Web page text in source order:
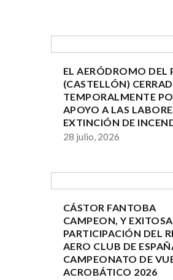
EL AERÓDROMO DEL
(CASTELLÓN)
TEMPORALMENTE
APOYO A LAS
EXTINCIÓN DE
28 julio, 2026
CÁSTOR FANTOBA
CAMPEON, Y EXITOSA
PARTICIPACIÓN DEL
AERO CLUB DE
CAMPEONATO DE
ACROBÁTICO 2026